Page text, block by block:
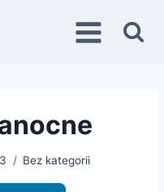
Bez kategorii